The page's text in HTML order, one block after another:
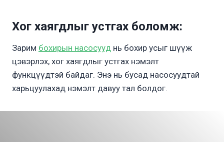
Хог хаягдлыг устгах боломж:
Зарим бохирын насосууд нь бохир усыг шүүж
цэвэрлэх, хог хаягдлыг устгах нэмэлт
функцүүдтэй байдаг. Энэ нь бусад насосуудтай
харьцуулахад нэмэлт давуу тал болдог.